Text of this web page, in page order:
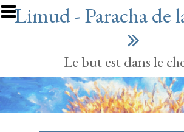
Aller au contenu principal
Limud - Paracha de
Le but est dans le